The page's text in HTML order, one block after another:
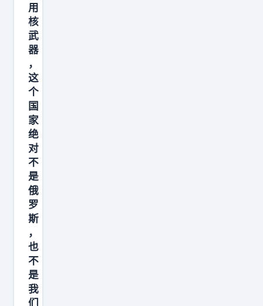
用
核
武
器
，
这
个
国
家
绝
对
不
是
俄
罗
斯
，
也
不
是
我
们